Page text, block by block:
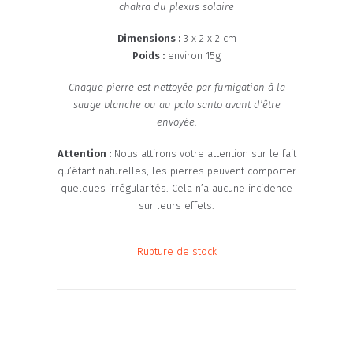
chakra du plexus solaire
Dimensions :3 x 2 x 2 cm
Poids : environ 15g
Chaque pierre est nettoyée par fumigation à la
sauge blanche ou au palo santo avant d’être
envoyée.
Attention :Nous attirons votre attention sur le fait
qu’étant naturelles, les pierres peuvent comporter
quelques irrégularités. Cela n’a aucune incidence
sur leurs effets.
Rupture de stock